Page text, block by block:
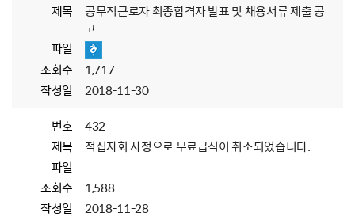
제목
공무직근로자 최종합격자 발표 및 채용서류 제출 공
고
파일
조회수
1,717
작성일
2018-11-30
번호
432
제목
적십자회 사정으로 무료급식이 취소되었습니다.
파일
조회수
1,588
작성일
2018-11-28